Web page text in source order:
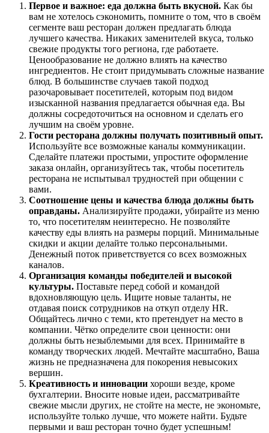
Первое и важное: еда должна быть вкусной. Как бы
вам не хотелось сэкономить, помните о том, что в своём
сегменте ваш ресторан должен предлагать блюда
лучшего качества. Никаких заменителей вкуса, только
свежие продукты того региона, где работаете.
Ценообразование не должно влиять на качество
ингредиентов. Не стоит придумывать сложные название
блюд. В большинстве случаев такой подход
разочаровывает посетителей, которым под видом
изысканной названия предлагается обычная еда. Вы
должны сосредоточиться на основном и сделать его
лучшим на своём уровне.
Гости ресторана должны получать позитивный опыт.
Используйте все возможные каналы коммуникации.
Сделайте платежи простыми, упростите оформление
заказа онлайн, организуйтесь так, чтобы посетитель
ресторана не испытывал трудностей при общении с
вами.
Соотношение цены и качества блюда должны быть
оправданы. Анализируйте продажи, убирайте из меню
то, что посетителям неинтересно. Не позволяйте
качеству еды влиять на размеры порций. Минимальные
скидки и акции делайте только персональными.
Денежный поток приветствуется со всех возможных
каналов.
Организация команды победителей и высокой
культуры. Поставьте перед собой и командой
вдохновляющую цель. Ищите новые таланты, не
отдавая поиск сотрудников на откуп отделу HR.
Общайтесь лично с теми, кто претендует на место в
компании. Чётко определите свои ценности: они
должны быть незыблемыми для всех. Принимайте в
команду творческих людей. Мечтайте масштабно, Ваша
жизнь не предназначена для покорения невысоких
вершин.
Креативность и инновации хороши везде, кроме
бухгалтерии. Вносите новые идеи, рассматривайте
свежие мысли других, не стойте на месте, не экономьте,
используйте только лучше, что можете найти. Будьте
первыми и ваш ресторан точно будет успешным!